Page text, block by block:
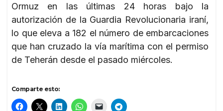
Ormuz en las últimas 24 horas bajo la
autorización de la Guardia Revolucionaria iraní,
lo que eleva a 182 el número de embarcaciones
que han cruzado la vía marítima con el permiso
de Teherán desde el pasado miércoles.
Comparte esto: